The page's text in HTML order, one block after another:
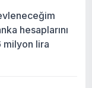
hesaplarını
milyon lira